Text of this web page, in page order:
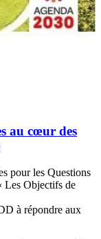
au cœur des
pour les Questions
Les Objectifs de
à répondre aux